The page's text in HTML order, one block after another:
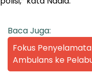
Baca Juga:
Fokus
Ambulans ke